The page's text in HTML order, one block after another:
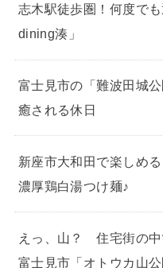
志木駅徒歩圏！何度で
dining湊」
富士見市の「難波田城
癒される休日
新座市大和田で楽しめ
濃厚鶏白湯つけ麺♪
えっ、山？ 住宅街の中
富士見市「オトウカ山公